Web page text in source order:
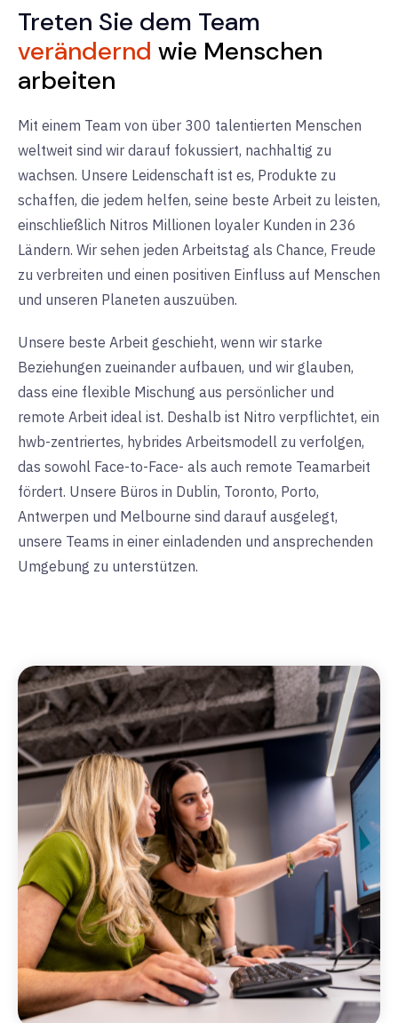
Treten Sie dem Team
verändernd wie Menschen
arbeiten
Mit einem Team von über 300 talentierten Menschen
weltweit sind wir darauf fokussiert, nachhaltig zu
wachsen. Unsere Leidenschaft ist es, Produkte zu
schaffen, die jedem helfen, seine beste Arbeit zu leisten,
einschließlich Nitros Millionen loyaler Kunden in 236
Ländern. Wir sehen jeden Arbeitstag als Chance, Freude
zu verbreiten und einen positiven Einfluss auf Menschen
und unseren Planeten auszuüben.
Unsere beste Arbeit geschieht, wenn wir starke
Beziehungen zueinander aufbauen, und wir glauben,
dass eine flexible Mischung aus persönlicher und
remote Arbeit ideal ist. Deshalb ist Nitro verpflichtet, ein
hwb-zentriertes, hybrides Arbeitsmodell zu verfolgen,
das sowohl Face-to-Face- als auch remote Teamarbeit
fördert. Unsere Büros in Dublin, Toronto, Porto,
Antwerpen und Melbourne sind darauf ausgelegt,
unsere Teams in einer einladenden und ansprechenden
Umgebung zu unterstützen.